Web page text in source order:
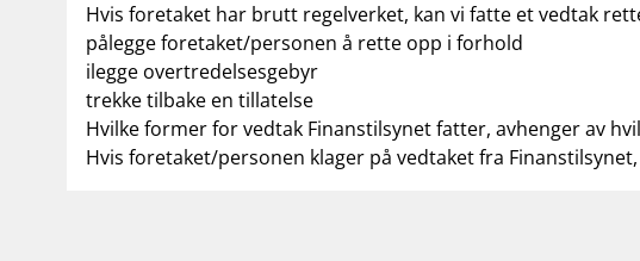
Hvis foretaket har brutt regelverket, kan vi fatte et vedtak
pålegge foretaket/personen å rette opp i forhold
ilegge overtredelsesgebyr
trekke tilbake en tillatelse
Hvilke former for vedtak Finanstilsynet fatter, avhenger av
Hvis foretaket/personen klager på vedtaket fra